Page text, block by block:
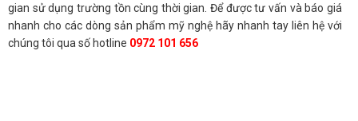
gian sử dụng trường tồn cùng thời gian. Để được tư vấn và báo giá
nhanh cho các dòng sản phẩm mỹ nghệ hãy nhanh tay liên hệ với
chúng tôi qua số hotline 0972 101 656